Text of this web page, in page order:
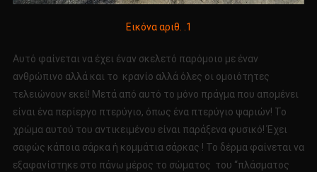
Εικόνα αριθ. .1
Αυτό φαίνεται να έχει έναν σκελετό παρόμοιο με έναν
ανθρώπινο αλλά και το κρανίο αλλά όλες οι ομοιότητες
τελειώνουν εκεί! Μετά από αυτό το μόνο πράγμα που απομένει
είναι ένα περίεργο πτερύγιο, όπως ένα πτερύγιο ψαριών! Το
χρώμα αυτού του αντικειμένου είναι παράξενα φυσικό! Έχει
σαφώς κάποια σάρκα ή κομμάτια σάρκας ! Το δέρμα φαίνεται να
εξαφανίστηκε στο πάνω μέρος το σώματος του “πλάσματος